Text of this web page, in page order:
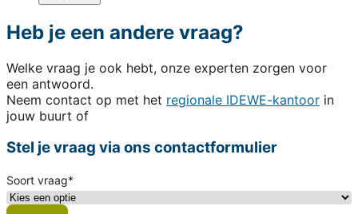
Heb je een andere vraag?
Welke vraag je ook hebt, onze experten zorgen voor
een antwoord.
Neem contact op met het regionale IDEWE-kantoor in
jouw buurt of
Stel je vraag via ons contactformulier
Soort vraag*